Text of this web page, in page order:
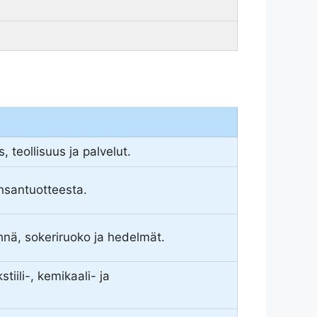
teollisuus ja palvelut.
sokeriruoko ja hedelmät.
, kemikaali- ja